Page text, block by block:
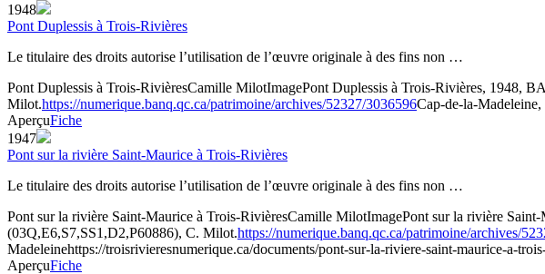
1948
Pont Duplessis à Trois-Rivières
Le titulaire des droits autorise l’utilisation de l’œuvre originale à des fins non …
Pont Duplessis à Trois-RivièresCamille MilotImagePont Duplessis à Trois-Rivières, 1948,
Milot.https://numerique.banq.qc.ca/patrimoine/archives/52327/3036596Cap-de-la-
AperçuFiche
1947
Pont sur la rivière Saint-Maurice à Trois-Rivières
Le titulaire des droits autorise l’utilisation de l’œuvre originale à des fins non …
Pont sur la rivière Saint-Maurice à Trois-RivièresCamille MilotImagePont sur la rivière
(03Q,E6,S7,SS1,D2,P60886), C. Milot.https://numerique.banq.qc.ca/patrimoine/archives/
Madeleinehttps://troisrivieresnumerique.ca/documents/pont-sur-la-riviere-saint-maurice-a-
AperçuFiche